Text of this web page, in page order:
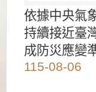
依據中央氣
持續接近臺
成防災應變
115-08-06